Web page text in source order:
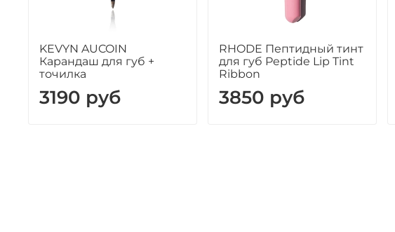
KEVYN AUCOIN
Карандаш для губ +
точилка
3190 руб
RHODE Пептидный тинт
для губ Peptide Lip Tint
Ribbon
3850 руб